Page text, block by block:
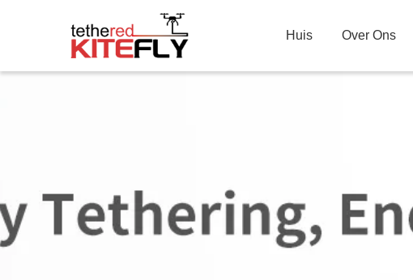
Huis Over Ons